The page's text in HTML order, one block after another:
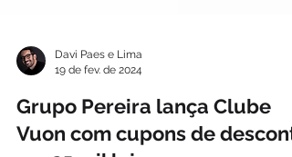
Davi Paes e Lima
19 de fev. de 2024